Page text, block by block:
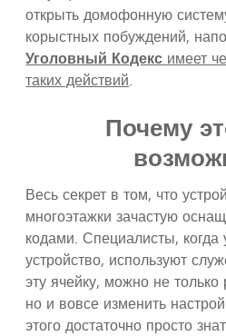
открыть домофонную
корыстных побуждений,
Уголовный Кодекс имеет
таких действий.
Почему
Весь секрет в том, что
многоэтажки зачастую
кодами. Специалисты, когда
устройство, используют
эту ячейку, можно не только
но и вовсе изменить
этого достаточно просто